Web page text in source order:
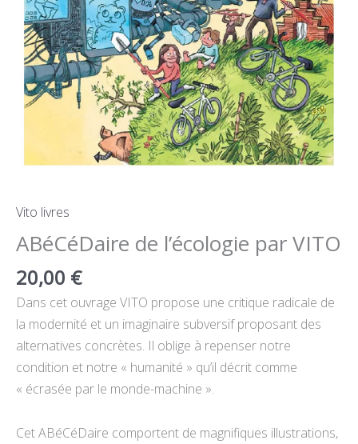
Vito livres
ABéCéDaire de l’écologie par VITO
20,00 €
Dans cet ouvrage VITO propose une critique radicale de
la modernité et un imaginaire subversif proposant des
alternatives concrètes. Il oblige à repenser notre
condition et notre « humanité » qu’il décrit comme
« écrasée par le monde-machine ».
Cet ABéCéDaire comportent de magnifiques illustrations,